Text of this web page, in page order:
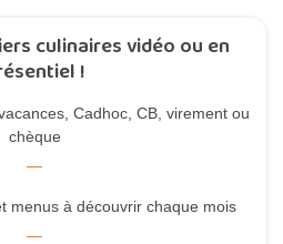
culinaires vidéo ou en
!
Cadhoc, CB, virement ou
chèque
menus à découvrir chaque mois